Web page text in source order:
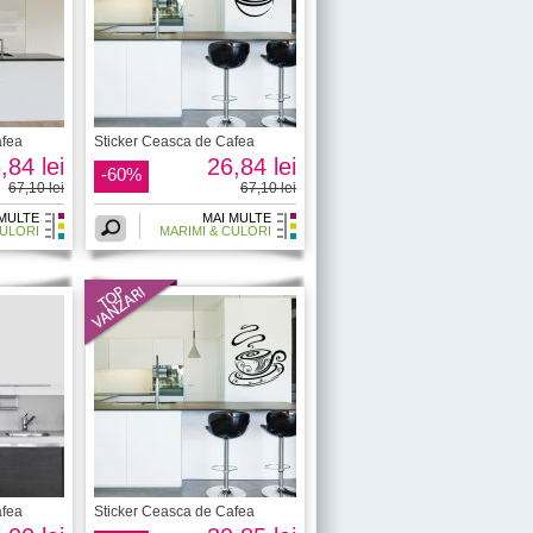
lei
67,10 lei
Sticker Ceasca de Cafea
-60% 26,84 lei
67,10 lei
MAI MULTE
MARIMI & CULORI
Sticker Ceasca de Cafea